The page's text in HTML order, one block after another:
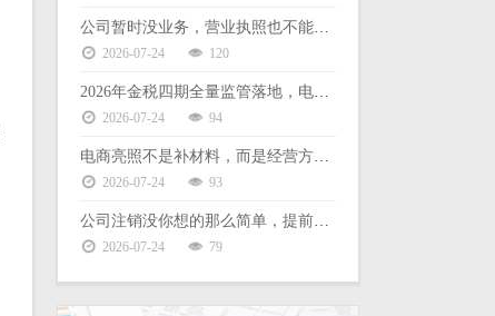
公司暂时没业务，营业执照也不能放着不管
2026-07-24 120
2026年金税四期全量监管落地，电商财税合规没有侥幸空间
2026-07-24 94
电商亮照不是补材料，而是经营方式的选择
2026-07-24 93
公司注销没你想的那么简单，提前了解这些能少走弯路
2026-07-24 79